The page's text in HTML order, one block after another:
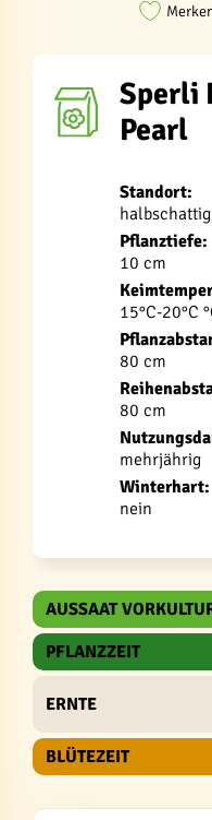
Sperli
Pearl
Standort:
Pflanztiefe:
10 cm
15°C-20°C
80 cm
80 cm
mehrjährig
Winterhart:
nein
AUSSAAT
PFLANZZEIT
ERNTE
BLÜTEZEIT